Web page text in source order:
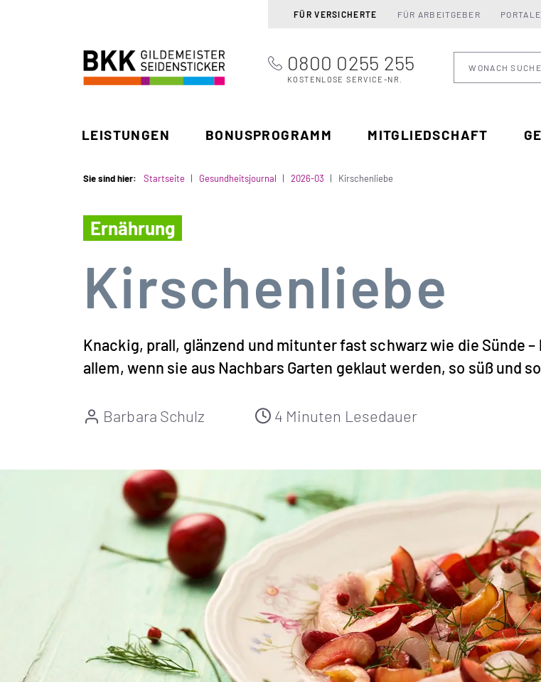
FÜR VERSICHERTE FÜR ARBEITGEBER PORTALE
BKK Gildemeister
Seidensticker
0800 0255 255
KOSTENLOSE SERVICE-NR.
Suchen
LEISTUNGEN BONUSPROGRAMM MITGLIEDSCHAFT
Sie sind hier: Startseite Gesundheitsjournal 2026-03 Kirschenliebe
Ernährung
Kirschenliebe
Knackig, prall, glänzend und mitunter fast schwarz wie die Sünde
allem, wenn sie aus Nachbars Garten geklaut werden, so süß und
Barbara Schulz 4 Minuten Lesedauer